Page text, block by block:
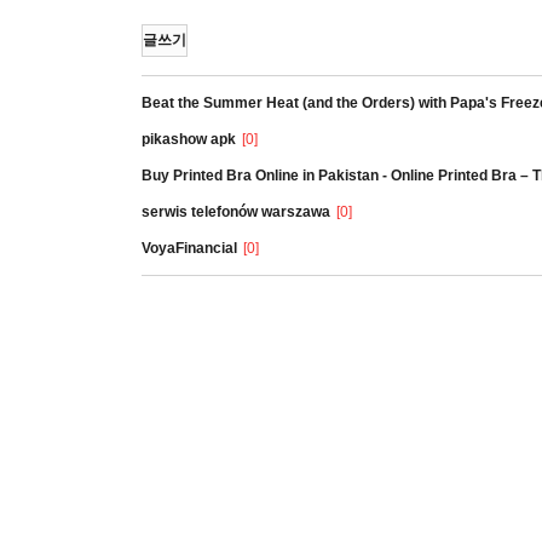
글쓰기
Beat the Summer Heat (and the Orders) with Papa's
pikashow apk [0]
Buy Printed Bra Online in Pakistan - Online Printed Bra –
serwis telefonów warszawa [0]
VoyaFinancial [0]